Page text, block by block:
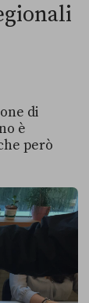
di
è
però